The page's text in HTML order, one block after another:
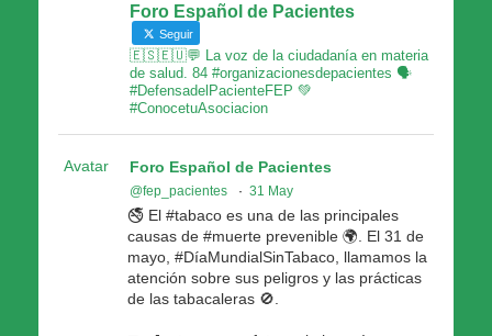
Foro Español de Pacientes
Seguir
🇪🇸🇪🇺💬 La voz de la ciudadanía en materia
de salud. 84 #organizacionesdepacientes 🗣
#DefensadelPacienteFEP 💚
#ConocetuAsociacion
Avatar Foro Español de Pacientes
@fep_pacientes · 31 May
🚭 El #tabaco es una de las principales
causas de #muerte prevenible 🌍. El 31 de
mayo, #DíaMundialSinTabaco, llamamos la
atención sobre sus peligros y las prácticas
de las tabacaleras 🚫.